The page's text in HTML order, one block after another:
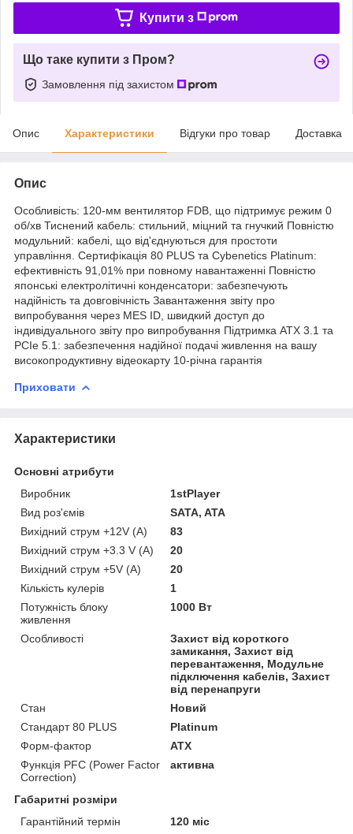
Купити з
Що таке купити з Пром?
Замовлення під захистом
Опис Характеристики Відгуки про товар Доставка
Опис
Особливість: 120-мм вентилятор FDB, що підтримує режим 0
об/хв Тиснений кабель: стильний, міцний та гнучкий Повністю
модульний: кабелі, що від'єднуються для простоти
управління. Сертифікація 80 PLUS та Cybenetics Platinum:
ефективність 91,01% при повному навантаженні Повністю
японські електролітичні конденсатори: забезпечують
надійність та довговічність Завантаження звіту про
випробування через MES ID, швидкий доступ до
індивідуального звіту про випробування Підтримка ATX 3.1 та
PCIe 5.1: забезпечення надійної подачі живлення на вашу
високопродуктивну відеокарту 10-річна гарантія
Приховати
Характеристики
Основні атрибути
Виробник
1stPlayer
Вид роз'ємів
SATA, ATA
Вихідний струм +12V (A)
83
Вихідний струм +3.3 V (A)
20
Вихідний струм +5V (A)
20
Кількість кулерів
1
Потужність блоку
живлення
1000 Вт
Особливості
Захист від короткого
замикання, Захист від
перевантаження, Модульне
підключення кабелів, Захист
від перенапруги
Стан
Новий
Стандарт 80 PLUS
Platinum
Форм-фактор
ATX
Функція PFC (Power Factor
Correction)
активна
Габаритні розміри
Гарантійний термін
120 міс